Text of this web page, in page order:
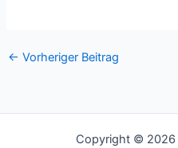
← Vorheriger Beitrag
Copyright © 2026